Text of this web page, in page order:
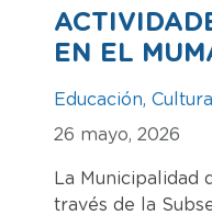
EN EL
Educación,
26 mayo, 2026
La Municipalidad
través de la